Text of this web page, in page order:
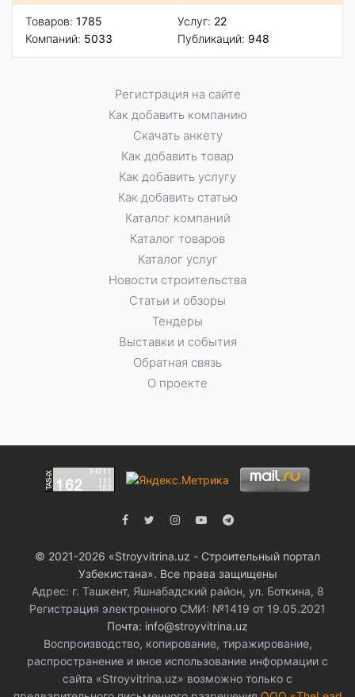
Товаров: 1785
Компаний: 5033
Услуг: 22
Публикаций: 948
Регистрация на сайте
Как добавить компанию
Скачать анкету
Как добавить товар
Как добавить услугу
Как добавить статью
Каталог компаний
Каталог товаров
Каталог услуг
Новости строительства
Статьи и обзоры
Тендеры
Выставки и события
Обратная связь
О проекте
© 2021-2026 «Stroyvitrina.uz - Строительный портал
Узбекистана». Все права защищены
Адрес: г. Ташкент, Яшнабадский район, ул. Боткина, 8
Регистрация электронного СМИ: №1419 от 19.05.2021
Почта: info@stroyvitrina.uz
Воспроизводство, копирование, тиражирование,
распространение и иное использование информации с
сайта «Stroyvitrina.uz» возможно только с